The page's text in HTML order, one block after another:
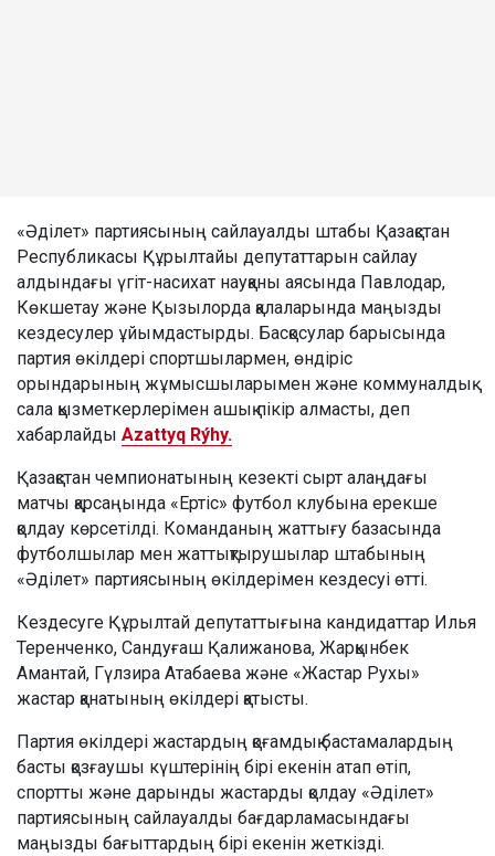
«Әділет» партиясының сайлауалды штабы Қазақстан
Республикасы Құрылтайы депутаттарын сайлау
алдындағы үгіт-насихат науқаны аясында Павлодар,
Көкшетау және Қызылорда қалаларында маңызды
кездесулер ұйымдастырды. Басқосулар барысында
партия өкілдері спортшылармен, өндіріс
орындарының жұмысшыларымен және коммуналдық
сала қызметкерлерімен ашық пікір алмасты, деп
хабарлайды Azattyq Rýhy.
Қазақстан чемпионатының кезекті сырт алаңдағы
матчы қарсаңында «Ертіс» футбол клубына ерекше
қолдау көрсетілді. Команданың жаттығу базасында
футболшылар мен жаттықтырушылар штабының
«Әділет» партиясының өкілдерімен кездесуі өтті.
Кездесуге Құрылтай депутаттығына кандидаттар Илья
Теренченко, Сандуғаш Қалижанова, Жарқынбек
Амантай, Гүлзира Атабаева және «Жастар Рухы»
жастар қанатының өкілдері қатысты.
Партия өкілдері жастардың қоғамдық бастамалардың
басты қозғаушы күштерінің бірі екенін атап өтіп,
спортты және дарынды жастарды қолдау «Әділет»
партиясының сайлауалды бағдарламасындағы
маңызды бағыттардың бірі екенін жеткізді.